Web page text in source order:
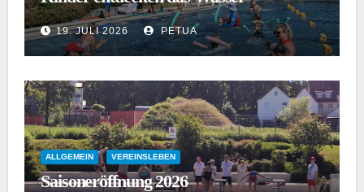
19. JULI 2026 PETUA
ALLGEMEIN VEREINSLEBEN
Saisoneröffnung 2026